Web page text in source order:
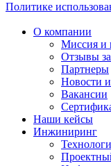
Политике
О компании
Миссия и
Отзывы
Партнеры
Новости и
Вакансии
Наши кейсы
Инжиниринг